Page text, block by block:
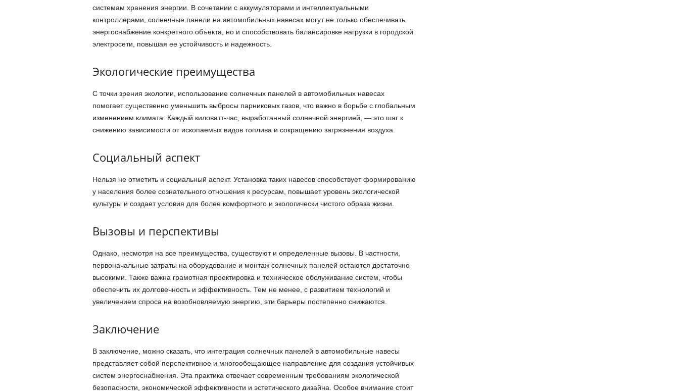
системам хранения энергии. В сочетании с аккумуляторами и интеллектуальными
контроллерами, солнечные панели на автомобильных навесах могут не только обеспечивать
энергоснабжение конкретного объекта, но и способствовать балансировке нагрузки в городской
электросети, повышая ее устойчивость и надежность.
Экологические преимущества
С точки зрения экологии, использование солнечных панелей в автомобильных навесах
помогает существенно уменьшить выбросы парниковых газов, что важно в борьбе с глобальным
изменением климата. Каждый киловатт-час, выработанный солнечной энергией, — это шаг к
снижению зависимости от ископаемых видов топлива и сокращению загрязнения воздуха.
Социальный аспект
Нельзя не отметить и социальный аспект. Установка таких навесов способствует формированию
у населения более сознательного отношения к ресурсам, повышает уровень экологической
культуры и создает условия для более комфортного и экологически чистого образа жизни.
Вызовы и перспективы
Однако, несмотря на все преимущества, существуют и определенные вызовы. В частности,
первоначальные затраты на оборудование и монтаж солнечных панелей остаются достаточно
высокими. Также важна грамотная проектировка и техническое обслуживание систем, чтобы
обеспечить их долговечность и эффективность. Тем не менее, с развитием технологий и
увеличением спроса на возобновляемую энергию, эти барьеры постепенно снижаются.
Заключение
В заключение, можно сказать, что интеграция солнечных панелей в автомобильные навесы
представляет собой перспективное и многообещающее направление для создания устойчивых
систем энергоснабжения. Эта практика отвечает современным требованиям экологической
безопасности, экономической эффективности и эстетического дизайна. Особое внимание стоит